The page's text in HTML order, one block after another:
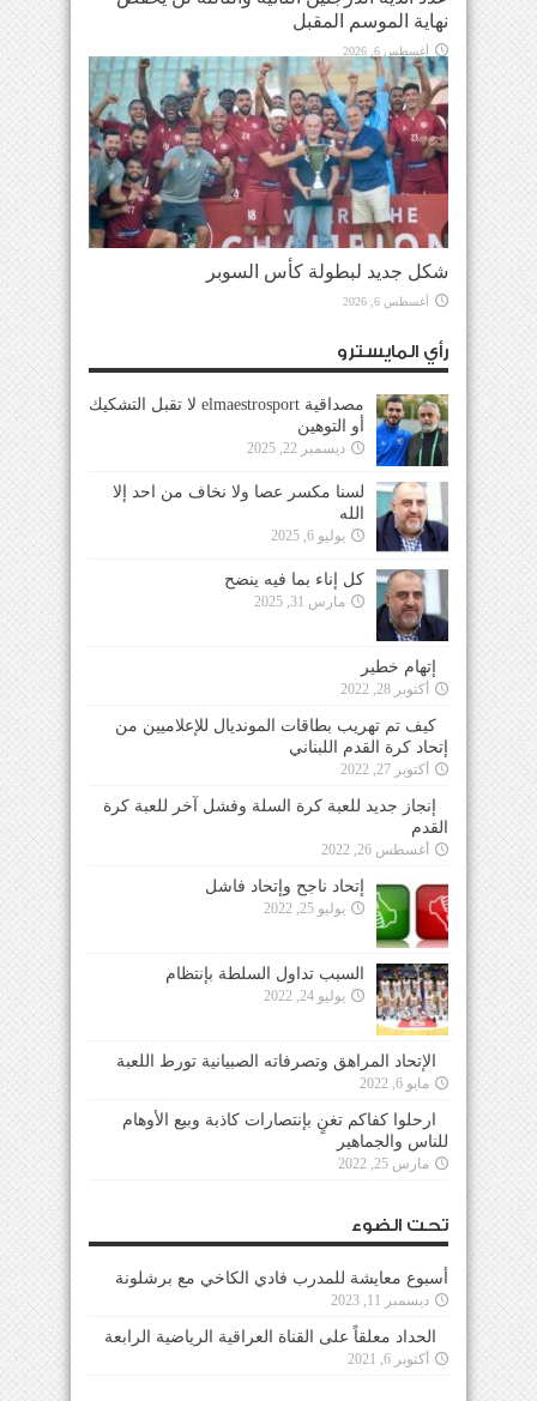
نهاية الموسم المقبل
أغسطس 6, 2026
شكل جديد لبطولة كأس السوبر
أغسطس 6, 2026
رأي المايسترو
مصداقية elmaestrosport لا تقبل التشكيك
أو التوهين
ديسمبر 22, 2025
لسنا مكسر عصا ولا نخاف من احد إلا
الله
يوليو 6, 2025
كل إناء بما فيه ينضح
مارس 31, 2025
إتهام خطير
أكتوبر 28, 2022
كيف تم تهريب بطاقات المونديال للإعلاميين من
إتحاد كرة القدم اللبناني
أكتوبر 27, 2022
إنجاز جديد للعبة كرة السلة وفشل آخر للعبة كرة
القدم
أغسطس 26, 2022
إتحاد ناجح وإتحاد فاشل
يوليو 25, 2022
السبب تداول السلطة بإنتظام
يوليو 24, 2022
الإتحاد المراهق وتصرفاته الصبيانية تورط اللعبة
مايو 6, 2022
ارحلوا كفاكم تغنٍ بإنتصارات كاذبة وبيع الأوهام
للناس والجماهير
مارس 25, 2022
تحت الضوء
أسبوع معايشة للمدرب فادي الكاخي مع برشلونة
ديسمبر 11, 2023
الحداد معلقاً على القناة العراقية الرياضية الرابعة
أكتوبر 6, 2021